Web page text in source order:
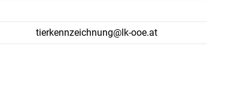
tierkennzeichnung@lk-ooe.at